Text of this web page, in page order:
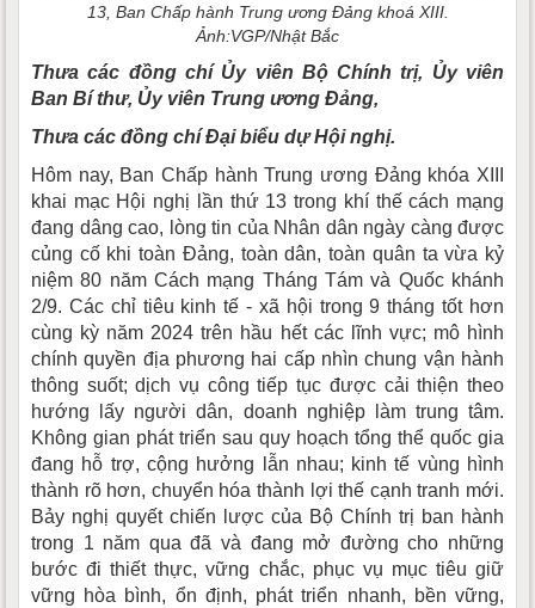
13, Ban Chấp hành Trung ương Đảng khoá XIII.
Ảnh:VGP/Nhật Bắc
Thưa các đồng chí Ủy viên Bộ Chính trị, Ủy viên
Ban Bí thư, Ủy viên Trung ương Đảng,
Thưa các đồng chí Đại biểu dự Hội nghị.
Hôm nay, Ban Chấp hành Trung ương Đảng khóa XIII
khai mạc Hội nghị lần thứ 13 trong khí thế cách mạng
đang dâng cao, lòng tin của Nhân dân ngày càng được
củng cố khi toàn Đảng, toàn dân, toàn quân ta vừa kỷ
niệm 80 năm Cách mạng Tháng Tám và Quốc khánh
2/9. Các chỉ tiêu kinh tế - xã hội trong 9 tháng tốt hơn
cùng kỳ năm 2024 trên hầu hết các lĩnh vực; mô hình
chính quyền địa phương hai cấp nhìn chung vận hành
thông suốt; dịch vụ công tiếp tục được cải thiện theo
hướng lấy người dân, doanh nghiệp làm trung tâm.
Không gian phát triển sau quy hoạch tổng thể quốc gia
đang hỗ trợ, cộng hưởng lẫn nhau; kinh tế vùng hình
thành rõ hơn, chuyển hóa thành lợi thế cạnh tranh mới.
Bảy nghị quyết chiến lược của Bộ Chính trị ban hành
trong 1 năm qua đã và đang mở đường cho những
bước đi thiết thực, vững chắc, phục vụ mục tiêu giữ
vững hòa bình, ổn định, phát triển nhanh, bền vững,